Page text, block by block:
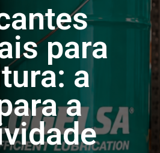
para
a
a